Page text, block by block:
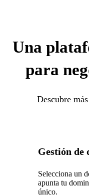
Una
para
Descubre
Gestión de
Selecciona un
apunta tu
único.